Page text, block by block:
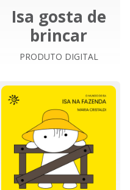
Isa gosta de
brincar
PRODUTO DIGITAL